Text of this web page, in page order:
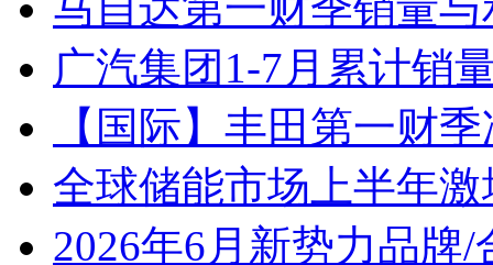
广汽集团1-7月累计销
【国际】丰田第一财
全球储能市场上半年激
2026年6月新势力品牌